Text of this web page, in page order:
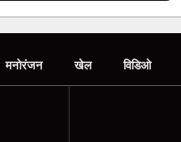
मनोरंजन खेल विडिओ